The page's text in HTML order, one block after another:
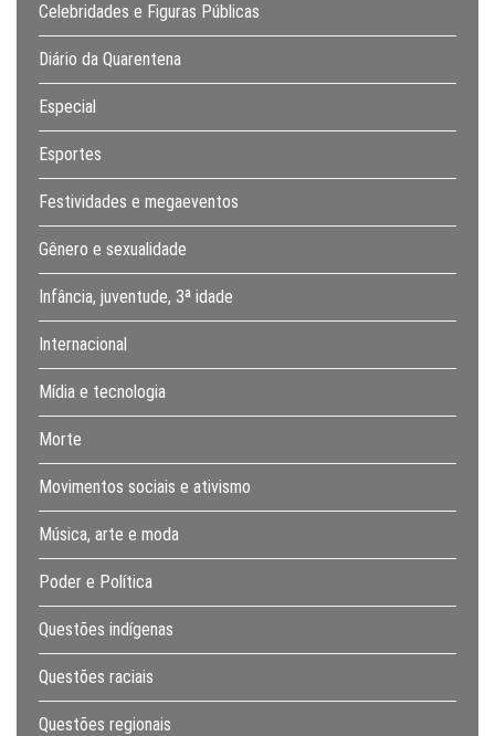
Celebridades e Figuras Públicas
Diário da Quarentena
Especial
Esportes
Festividades e megaeventos
Gênero e sexualidade
Infância, juventude, 3ª idade
Internacional
Mídia e tecnologia
Morte
Movimentos sociais e ativismo
Música, arte e moda
Poder e Política
Questões indígenas
Questões raciais
Questões regionais